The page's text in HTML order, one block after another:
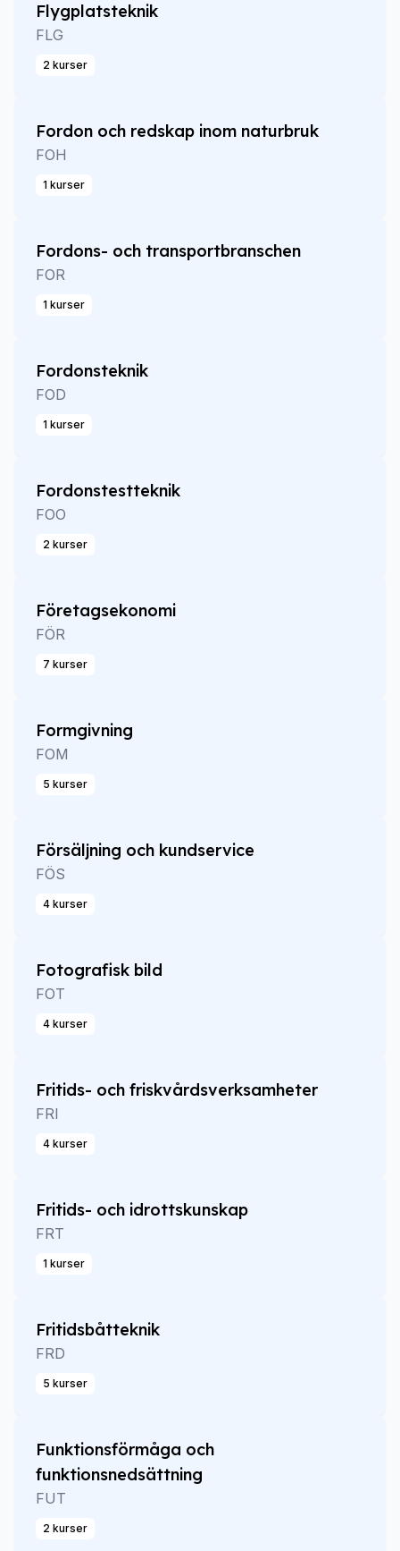
Flygplatsteknik
FLG
2 kurser
Fordon och redskap inom naturbruk
FOH
1 kurser
Fordons- och transportbranschen
FOR
1 kurser
Fordonsteknik
FOD
1 kurser
Fordonstestteknik
FOO
2 kurser
Företagsekonomi
FÖR
7 kurser
Formgivning
FOM
5 kurser
Försäljning och kundservice
FÖS
4 kurser
Fotografisk bild
FOT
4 kurser
Fritids- och friskvårdsverksamheter
FRI
4 kurser
Fritids- och idrottskunskap
FRT
1 kurser
Fritidsbåtteknik
FRD
5 kurser
Funktionsförmåga och
funktionsnedsättning
FUT
2 kurser